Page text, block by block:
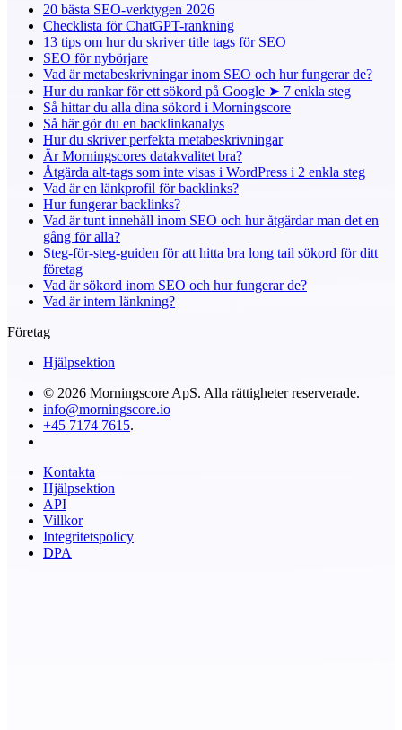
20 bästa SEO-verktygen 2026
Checklista för ChatGPT-rankning
13 tips om hur du skriver title tags för SEO
SEO för nybörjare
Vad är metabeskrivningar inom SEO och hur fungerar de?
Hur du rankar för ett sökord på Google ➤ 7 enkla steg
Så hittar du alla dina sökord i Morningscore
Så här gör du en backlinkanalys
Hur du skriver perfekta metabeskrivningar
Är Morningscores datakvalitet bra?
Åtgärda alt-tags som inte visas i WordPress i 2 enkla steg
Vad är en länkprofil för backlinks?
Hur fungerar backlinks?
Vad är tunt innehåll inom SEO och hur åtgärdar man det en
gång för alla?
Steg-för-steg-guiden för att hitta bra long tail sökord för ditt
företag
Vad är sökord inom SEO och hur fungerar de?
Vad är intern länkning?
Företag
Hjälpsektion
© 2026 Morningscore ApS. Alla rättigheter reserverade.
info@morningscore.io
+45 7174 7615.
Kontakta
Hjälpsektion
API
Villkor
Integritetspolicy
DPA